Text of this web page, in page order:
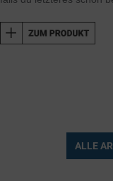
ALLE